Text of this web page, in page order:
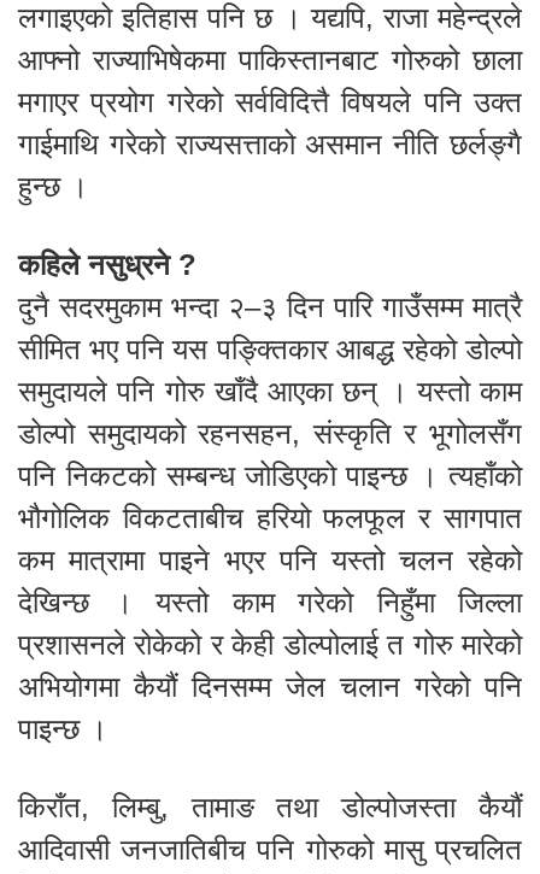
लगाइएको इतिहास पनि छ । यद्यपि, राजा महेन्द्रले
आफ्नो राज्याभिषेकमा पाकिस्तानबाट गोरुको छाला
मगाएर प्रयोग गरेको सर्वविदित्तै विषयले पनि उक्त
गाईमाथि गरेको राज्यसत्ताको असमान नीति छर्लङ्गै
हुन्छ ।
कहिले नसुध्रने ?
दुनै सदरमुकाम भन्दा २–३ दिन पारि गाउँसम्म मात्रै
सीमित भए पनि यस पङ्क्तिकार आबद्ध रहेको डोल्पो
समुदायले पनि गोरु खाँदै आएका छन् । यस्तो काम
डोल्पो समुदायको रहनसहन, संस्कृति र भूगोलसँग
पनि निकटको सम्बन्ध जोडिएको पाइन्छ । त्यहाँको
भौगोलिक विकटताबीच हरियो फलफूल र सागपात
कम मात्रामा पाइने भएर पनि यस्तो चलन रहेको
देखिन्छ । यस्तो काम गरेको निहुँमा जिल्ला
प्रशासनले रोकेको र केही डोल्पोलाई त गोरु मारेको
अभियोगमा कैयौं दिनसम्म जेल चलान गरेको पनि
पाइन्छ ।
किराँत, लिम्बु, तामाङ तथा डोल्पोजस्ता कैयौं
आदिवासी जनजातिबीच पनि गोरुको मासु प्रचलित